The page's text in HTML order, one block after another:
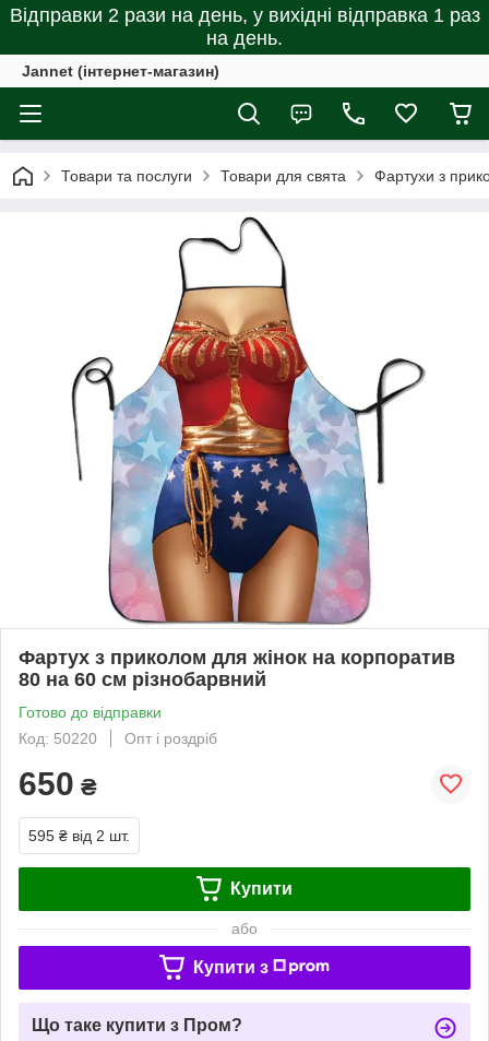
Відправки 2 рази на день, у вихідні відправка 1 раз
на день.
Jannet (інтернет-магазин)
Товари та послуги Товари для свята Фартухи з
Фартух з приколом для жінок на корпоратив
80 на 60 см різнобарвний
Готово до відправки
Код: 50220
Опт і роздріб
650 ₴
595 ₴ від 2 шт.
Купити
або
Купити з
Що таке купити з Пром?